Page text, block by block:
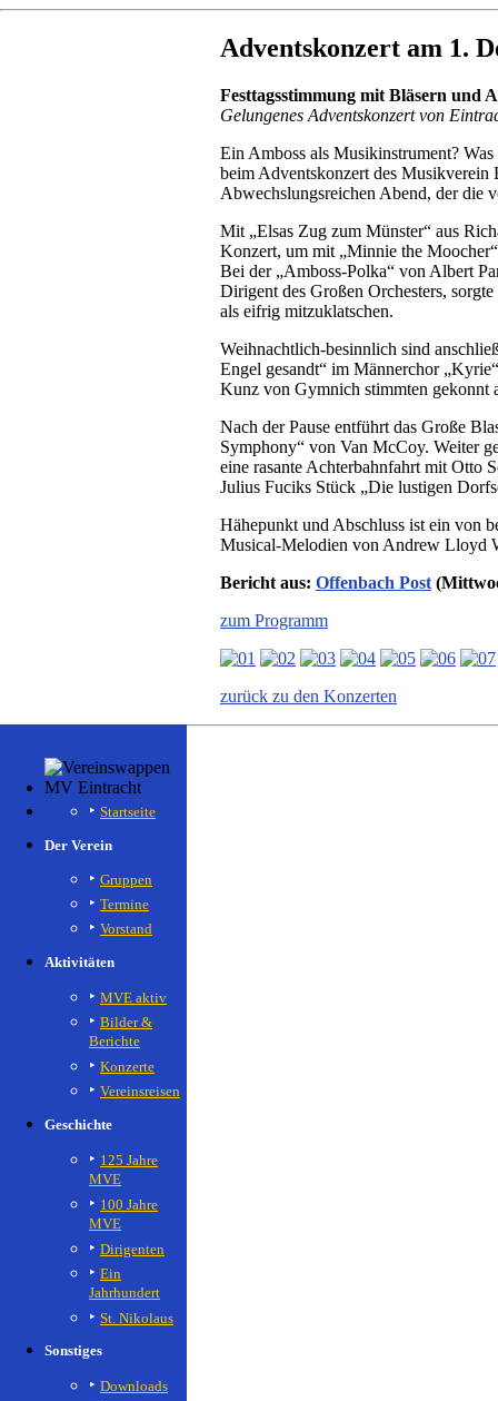
Adventskonzert am 1.
Festtagsstimmung mit Bläsern und
Gelungenes Adventskonzert von
Ein Amboss als Musikinstrument?
beim Adventskonzert des Musikverein
Abwechslungsreichen Abend, der die
Mit „Elsas Zug zum Münster“ aus
Konzert, um mit „Minnie the
Bei der „Amboss-Polka“ von Albert
Dirigent des Großen Orchesters,
als eifrig mitzuklatschen.
Weihnachtlich-besinnlich sind
Engel gesandt“ im Männerchor
Kunz von Gymnich stimmten gekonnt
Nach der Pause entführt das Große
Symphony“ von Van McCoy. Weiter
eine rasante Achterbahnfahrt mit Otto
Julius Fuciks Stück „Die lustigen
Hähepunkt und Abschluss ist ein von
Musical-Melodien von Andrew Lloyd
Bericht aus: Offenbach Post
zum Programm
zurück zu den Konzerten
Startseite
Der Verein
Gruppen
Termine
Vorstand
Aktivitäten
MVE aktiv
Bilder &
Berichte
Konzerte
Vereinsreisen
Geschichte
125 Jahre
MVE
100 Jahre
MVE
Dirigenten
Ein
Jahrhundert
St. Nikolaus
Sonstiges
Downloads